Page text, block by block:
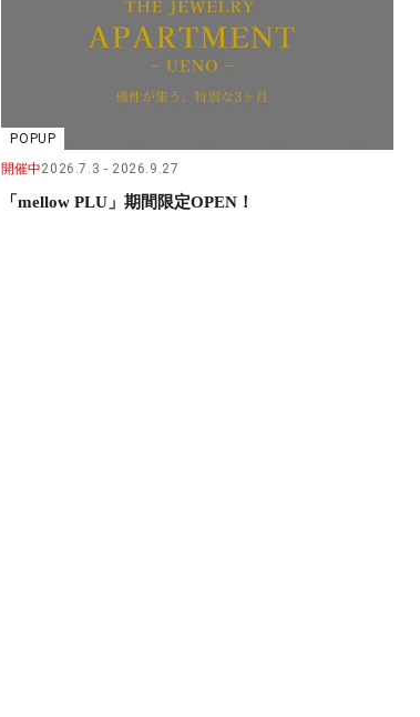
POPUP
開催中2026.7.3 2026.9.27
「mellow PLU」期間限定OPEN！